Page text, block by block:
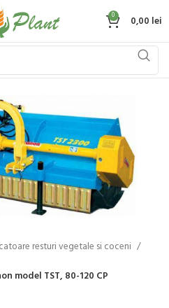
0 0,00 lei
resturi vegetale si coceni
model TST, 80-120 CP